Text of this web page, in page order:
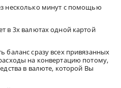
несколько минут с помощью
в 3х валютах одной картой
баланс сразу всех привязанных
на конвертацию потому,
в валюте, которой Вы